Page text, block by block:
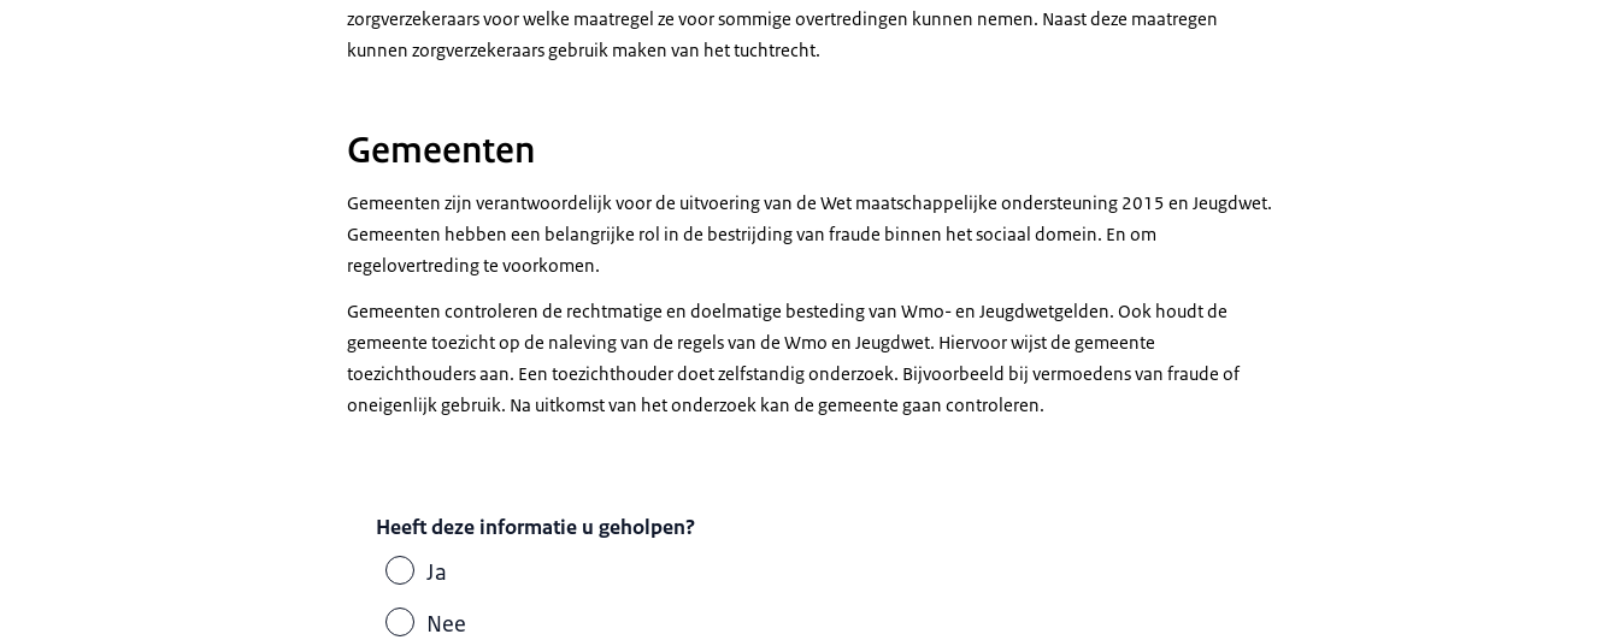
zorgverzekeraars voor welke maatregel ze voor sommige overtredingen kunnen nemen. Naast deze maatregen
kunnen zorgverzekeraars gebruik maken van het tuchtrecht.
Gemeenten
Gemeenten zijn verantwoordelijk voor de uitvoering van de Wet maatschappelijke ondersteuning 2015 en Jeugdwet.
Gemeenten hebben een belangrijke rol in de bestrijding van fraude binnen het sociaal domein. En om
regelovertreding te voorkomen.
Gemeenten controleren de rechtmatige en doelmatige besteding van Wmo- en Jeugdwetgelden. Ook houdt de
gemeente toezicht op de naleving van de regels van de Wmo en Jeugdwet. Hiervoor wijst de gemeente
toezichthouders aan. Een toezichthouder doet zelfstandig onderzoek. Bijvoorbeeld bij vermoedens van fraude of
oneigenlijk gebruik. Na uitkomst van het onderzoek kan de gemeente gaan controleren.
Heeft deze informatie u geholpen?
Ja
Nee